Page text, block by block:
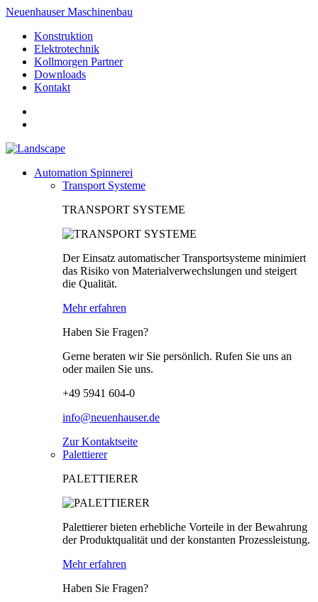
Neuenhauser Maschinenbau
Konstruktion
Elektrotechnik
Kollmorgen Partner
Downloads
Kontakt
Automation Spinnerei
Transport Systeme
TRANSPORT SYSTEME
Der Einsatz automatischer Transportsysteme minimiert
das Risiko von Materialverwechslungen und steigert
die Qualität.
Mehr erfahren
Haben Sie Fragen?
Gerne beraten wir Sie persönlich. Rufen Sie uns an
oder mailen Sie uns.
+49 5941 604-0
info@neuenhauser.de
Zur Kontaktseite
Palettierer
PALETTIERER
Palettierer bieten erhebliche Vorteile in der Bewahrung
der Produktqualität und der konstanten Prozessleistung.
Mehr erfahren
Haben Sie Fragen?